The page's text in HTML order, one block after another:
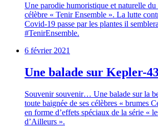
Une parodie humoristique et naturelle du
célèbre « Tenir Ensemble ». La lutte
Covid-19 passe par les plantes il
#TenirEnsemble.
6 février 2021
Une balade sur Kepler-
Souvenir souvenir… Une balade sur la
toute baignée de ses célèbres « brumes
en forme d’effets spéciaux de la série «
d’Ailleurs ».